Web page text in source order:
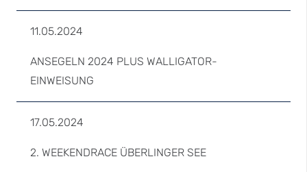
11.05.2024
ANSEGELN 2024 PLUS WALLIGATOR-
EINWEISUNG
17.05.2024
2. WEEKENDRACE ÜBERLINGER SEE